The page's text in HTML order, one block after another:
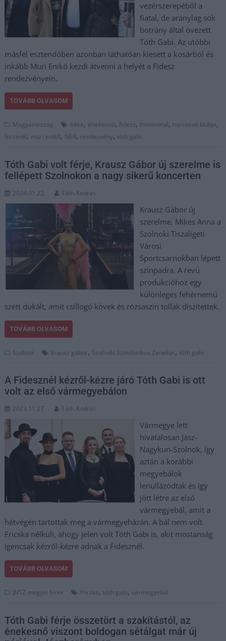
vezérszerepéből a
fiatal, de aránylag sok
botrány által övezett
Tóth Gabi. Az utóbbi
másfél esztendőben azonban láthatóan kiesett a kosárból és
inkább Muri Enikő kezdi átvenni a helyét a Fidesz
rendezvényein.
TOVÁBB OLVASOM
Magyarország béke, énekesnő, fidesz, frontvonal, harcosok klubja,
lecserél, muri enikő, NER, rendezvény, tóth gabi
Tóth Gabi volt férje, Krausz Gábor új szerelme is
fellépett Szolnokon a nagy sikerű koncerten
2024.01.22. Tóth András
Krausz Gábor új
szerelme, Mikes Anna a
Szolnoki Tiszaligeti
Városi
Sportcsarnokban lépett
színpadra. A revü
produkcióhoz egy
különleges fehérnemű
szett dukált, amit csillogó kövek és rózsaszín tollak díszítettek.
TOVÁBB OLVASOM
Szolnok krausz gábor, Szolnoki Szimfonikus Zenekar, tóth gabi
A Fidesznél kézről-kézre járó Tóth Gabi is ott
volt az első vármegyebálon
2023.11.27. Tóth András
Vármegye lett
hivatalosan Jász-
Nagykun-Szolnok, így
aztán a korábbi
megyebálok
lenullázódtak és így
jött létre az első
vármegyebál, amit a
hétvégén tartottak meg a vármegyeházán. A bál nem volt
Fricska nélküli, ahogy jelen volt Tóth Gabi is, akit mostanság
igencsak kézről-kézre adnak a Fidesznél.
TOVÁBB OLVASOM
JNSZ megyei hírek fricska, tóth gabi,vármegyebál
Tóth Gabi férje összetört a szakítástól, az
énekesnő viszont boldogan sétálgat már új